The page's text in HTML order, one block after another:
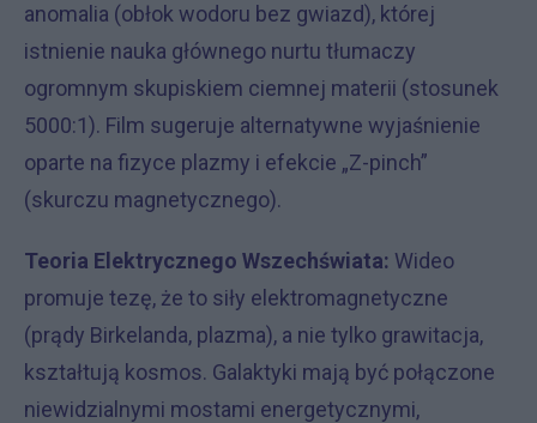
anomalia (obłok wodoru bez gwiazd), której
istnienie nauka głównego nurtu tłumaczy
ogromnym skupiskiem ciemnej materii (stosunek
5000:1). Film sugeruje alternatywne wyjaśnienie
oparte na fizyce plazmy i efekcie „Z-pinch”
(skurczu magnetycznego).
Teoria Elektrycznego Wszechświata: Wideo
promuje tezę, że to siły elektromagnetyczne
(prądy Birkelanda, plazma), a nie tylko grawitacja,
kształtują kosmos. Galaktyki mają być połączone
niewidzialnymi mostami energetycznymi,